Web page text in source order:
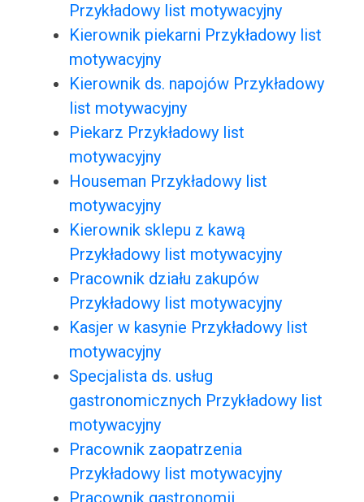
Przykładowy list motywacyjny
Kierownik piekarni Przykładowy list
motywacyjny
Kierownik ds. napojów Przykładowy
list motywacyjny
Piekarz Przykładowy list
motywacyjny
Houseman Przykładowy list
motywacyjny
Kierownik sklepu z kawą
Przykładowy list motywacyjny
Pracownik działu zakupów
Przykładowy list motywacyjny
Kasjer w kasynie Przykładowy list
motywacyjny
Specjalista ds. usług
gastronomicznych Przykładowy list
motywacyjny
Pracownik zaopatrzenia
Przykładowy list motywacyjny
Pracownik gastronomii